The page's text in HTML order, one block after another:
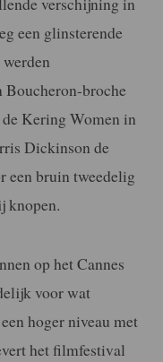
een glinsterende
Boucheron-broche
Kering Women in
Dickinson de
een bruin tweedelig
knopen.
op het Cannes
voor wat
hoger niveau met
het filmfestival